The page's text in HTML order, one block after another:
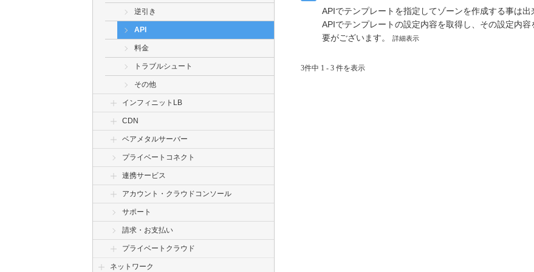
逆引き
API
料金
トラブルシュート
その他
インフィニットLB
CDN
ベアメタルサーバー
プライベートコネクト
連携サービス
アカウント・クラウドコンソール
サポート
請求・お支払い
プライベートクラウド
ネットワーク
APIでテンプレートを指定してゾーンを作成する事は
APIでテンプレートの設定内容を取得し、その設定内
要がございます。
詳細表示
3件中 1 - 3 件を表示